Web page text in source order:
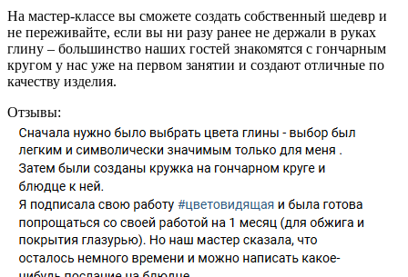
На мастер-классе вы сможете создать собственный шедевр и
не переживайте, если вы ни разу ранее не держали в руках
глину – большинство наших гостей знакомятся с гончарным
кругом у нас уже на первом занятии и создают отличные по
качеству изделия.
Отзывы: